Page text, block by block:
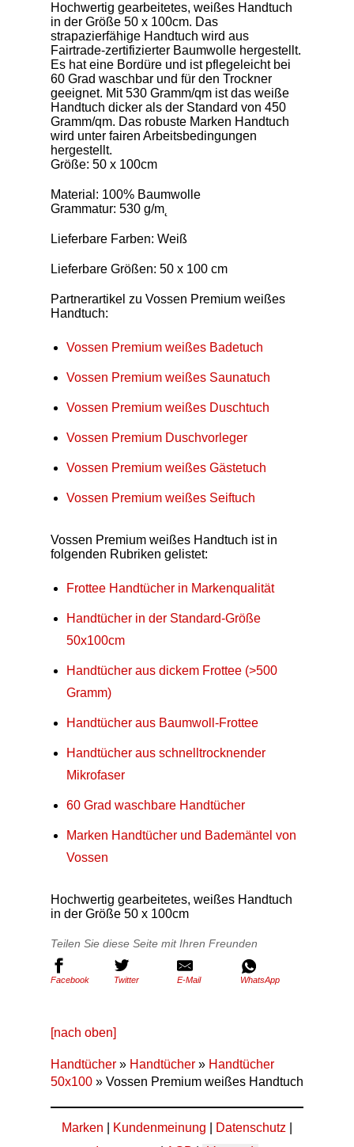
Hochwertig gearbeitetes, weißes Handtuch
in der Größe 50 x 100cm. Das
strapazierfähige Handtuch wird aus
Fairtrade-zertifizierter Baumwolle hergestellt.
Es hat eine Bordüre und ist pflegeleicht bei
60 Grad waschbar und für den Trockner
geeignet. Mit 530 Gramm/qm ist das weiße
Handtuch dicker als der Standard von 450
Gramm/qm. Das robuste Marken Handtuch
wird unter fairen Arbeitsbedingungen
hergestellt.
Größe: 50 x 100cm
Material: 100% Baumwolle
Grammatur: 530 g/m˛
Lieferbare Farben: Weiß
Lieferbare Größen: 50 x 100 cm
Partnerartikel zu Vossen Premium weißes
Handtuch:
Vossen Premium weißes Badetuch
Vossen Premium weißes Saunatuch
Vossen Premium weißes Duschtuch
Vossen Premium Duschvorleger
Vossen Premium weißes Gästetuch
Vossen Premium weißes Seiftuch
Vossen Premium weißes Handtuch ist in
folgenden Rubriken gelistet:
Frottee Handtücher in Markenqualität
Handtücher in der Standard-Größe
50x100cm
Handtücher aus dickem Frottee (>500
Gramm)
Handtücher aus Baumwoll-Frottee
Handtücher aus schnelltrocknender
Mikrofaser
60 Grad waschbare Handtücher
Marken Handtücher und Bademäntel von
Vossen
Hochwertig gearbeitetes, weißes Handtuch
in der Größe 50 x 100cm
Teilen Sie diese Seite mit Ihren Freunden
Facebook Twitter E-Mail WhatsApp
[nach oben]
Handtücher » Handtücher » Handtücher
50x100 » Vossen Premium weißes Handtuch
Marken Kundenmeinung Datenschutz